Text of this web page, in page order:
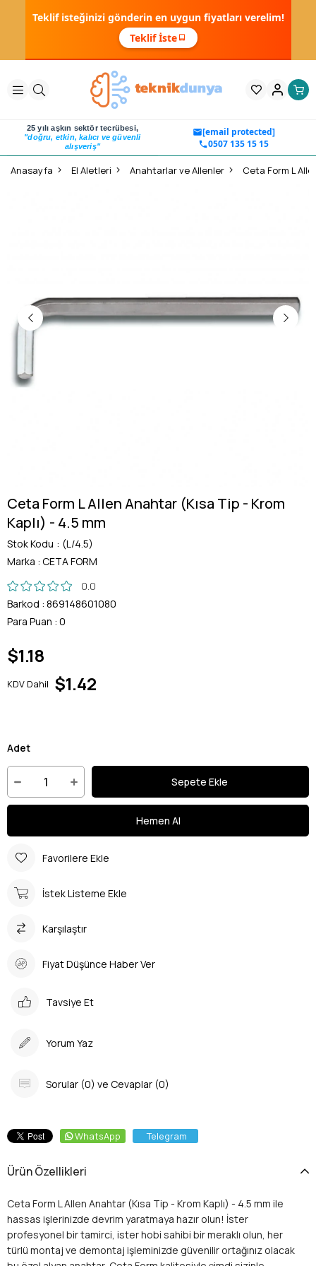
Teklif isteğinizi gönderin en uygun fiyatları verelim!
Teklif İste
25 yılı aşkın sektör tecrübesi,
"doğru, etkin, kalıcı ve güvenli
alışveriş"
[email protected]
0507 135 15 15
Anasayfa El Aletleri Anahtarlar ve Allenler
Ceta Form L Allen Anahtar (Kısa Tip - Krom
Kaplı) - 4.5 mm
Stok Kodu
(L/4.5)
Marka : CETA FORM
0.0
Barkod : 869148601080
Para Puan : 0
$1.18
KDV Dahil $1.42
Adet
Favorilere Ekle
İstek Listeme Ekle
Karşılaştır
Fiyat Düşünce Haber Ver
Tavsiye Et
Yorum Yaz
Sorular (0) ve Cevaplar (0)
WhatsApp Telegram
Ürün Özellikleri
Ceta Form L Allen Anahtar (Kısa Tip - Krom Kaplı) - 4.5 mm ile
hassas işlerinizde devrim yaratmaya hazır olun! İster
profesyonel bir tamirci, ister hobi sahibi bir meraklı olun, her
türlü montaj ve demontaj işleminizde güvenilir ortağınız olacak